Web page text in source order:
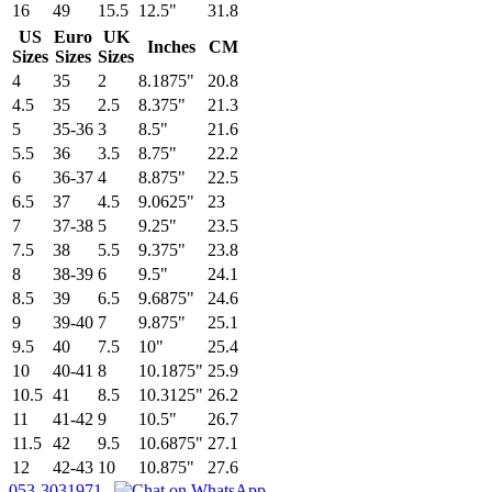
16 49 15.5 12.5"
31.8
US
Sizes
Euro
Sizes
UK
Sizes
Inches
CM
4
35 2 8.1875"
20.8
4.5
35 2.5 8.375"
21.3
5
35-36 3 8.5"
21.6
5.5
36 3.5 8.75"
22.2
6
36-37 4 8.875"
22.5
6.5
37 4.5 9.0625"
23
7
37-38 5 9.25"
23.5
7.5
38 5.5 9.375"
23.8
8
38-39 6 9.5"
24.1
8.5
39 6.5 9.6875"
24.6
9
39-40 7 9.875"
25.1
9.5
40 7.5 10"
25.4
10
40-41 8 10.1875" 25.9
10.5 41 8.5 10.3125" 26.2
11
41-42 9 10.5"
26.7
11.5 42 9.5 10.6875" 27.1
12
42-43 10 10.875"
27.6